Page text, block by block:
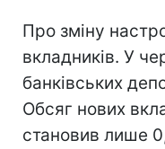
Про зміну
вкладників. У
банківських
Обсяг нових
становив лише